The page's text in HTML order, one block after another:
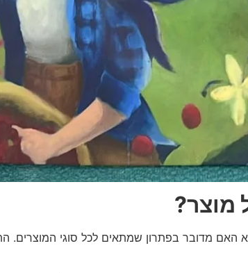
מוצר?
האם מדובר בפתרון שמתאים לכל סוגי